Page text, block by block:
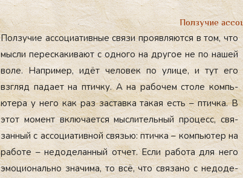
Ползучие
Пол­зу­чие ас­со­ци­атив­ные свя­зи про­яв­ля­ют­ся в том, что
мыс­ли пе­рес­ка­кива­ют с од­но­го на дру­гое не по на­шей
во­ле. Нап­ри­мер, идёт че­ловек по ули­це, и тут его
взгляд па­да­ет на птич­ку. А на ра­бочем сто­ле компь­
юте­ра у не­го как раз зас­тавка та­кая есть – птич­ка. В
этот мо­мент вклю­ча­ет­ся мыс­ли­тель­ный про­цесс, свя­
зан­ный с ас­со­ци­атив­ной связью: птич­ка – компь­ютер на
ра­боте – не­доде­лан­ный от­чет. Ес­ли ра­бота для не­го
эмо­ци­ональ­но зна­чима, то всё, что свя­зано с не­доде­